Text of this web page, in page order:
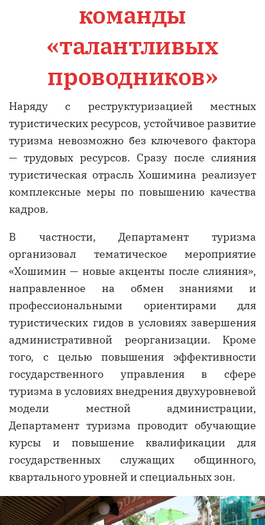
команды
«талантливых
проводников»
Наряду с реструктуризацией местных
туристических ресурсов, устойчивое развитие
туризма невозможно без ключевого фактора
— трудовых ресурсов. Сразу после слияния
туристическая отрасль Хошимина реализует
комплексные меры по повышению качества
кадров.
В частности, Департамент туризма
организовал тематическое мероприятие
«Хошимин — новые акценты после слияния»,
направленное на обмен знаниями и
профессиональными ориентирами для
туристических гидов в условиях завершения
административной реорганизации. Кроме
того, с целью повышения эффективности
государственного управления в сфере
туризма в условиях внедрения двухуровневой
модели местной администрации,
Департамент туризма проводит обучающие
курсы и повышение квалификации для
государственных служащих общинного,
квартального уровней и специальных зон.